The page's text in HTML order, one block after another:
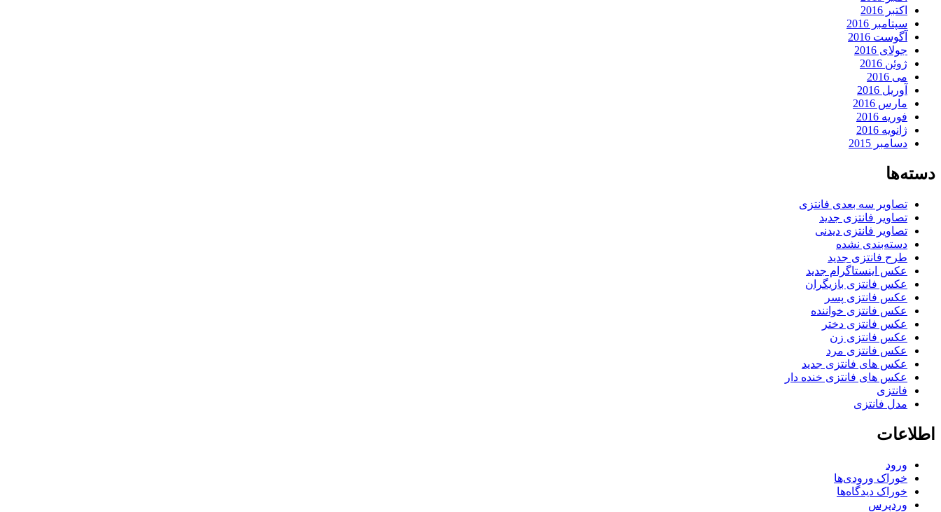
اکتبر 2016
سپتامبر 2016
آگوست 2016
جولای 2016
ژوئن 2016
می 2016
آوریل 2016
مارس 2016
فوریه 2016
ژانویه 2016
دسامبر 2015
دسته‌ها
تصاویر سه بعدی فانتزی
تصاویر فانتزی جدید
تصاویر فانتزی دیدنی
دسته‌بندی نشده
طرح فانتزی جدید
عکس اینستاگرام جدید
عکس فانتزی بازیگران
عکس فانتزی پسر
عکس فانتزی خواننده
عکس فانتزی دختر
عکس فانتزی زن
عکس فانتزی مرد
عکس های فانتزی جدید
عکس های فانتزی خنده دار
فانتزی
مدل فانتزی
اطلاعات
ورود
خوراک ورودی‌ها
خوراک دیدگاه‌ها
وردپرس